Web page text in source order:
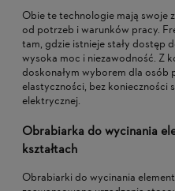
Obie te technologie mają swoje
od potrzeb i warunków pracy.
tam, gdzie istnieje stały dostęp
wysoka moc i niezawodność. Z
doskonałym wyborem dla
elastyczności, bez konieczności
elektrycznej.
Obrabiarka do wycinania
kształtach
Obrabiarki do wycinania